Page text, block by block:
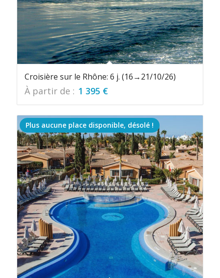
Croisière sur le Rhône: 6 j. (16→21/10/26)
À partir de : 1 395 €
Plus aucune place disponible, désolé !